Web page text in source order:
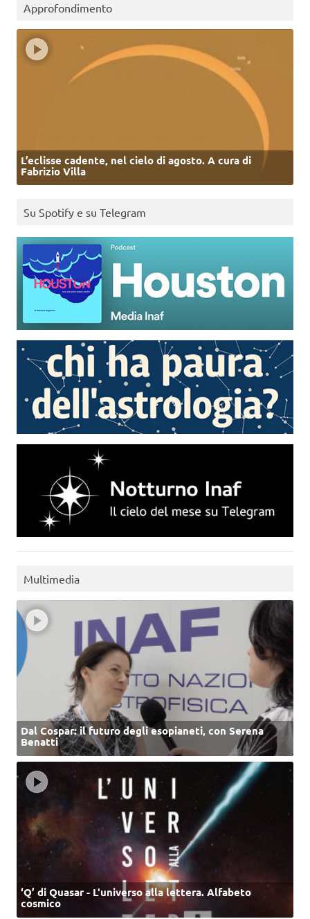
Approfondimento
L’eclisse cadente, nel cielo di agosto. A cura di
Fabrizio Villa
Su Spotify e su Telegram
Multimedia
Dal Cospar: il futuro degli esopianeti, con Serena
Benatti
‘Q’ di Quasar - L'universo alla lettera. Alfabeto
cosmico